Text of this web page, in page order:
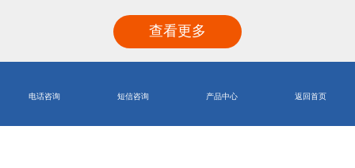
查看更多
电话咨询 短信咨询 产品中心 返回首页